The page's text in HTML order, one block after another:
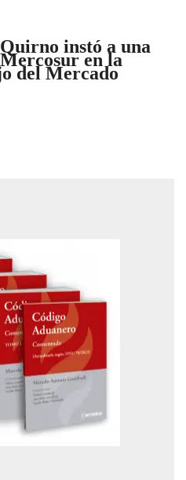
instó a una
en la
del Mercado